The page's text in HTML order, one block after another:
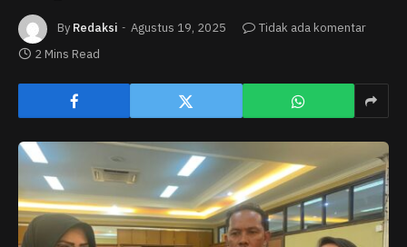
By Redaksi Agustus 19, 2025
Tidak ada komentar
2 Mins Read